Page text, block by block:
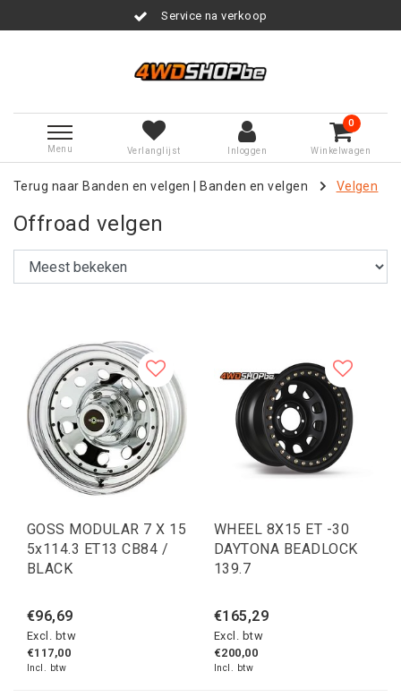
Service na verkoop
Menu Verlanglijst Inloggen
0
Winkelwagen
Terug naar Banden en velgen Banden en velgen Velgen
Offroad velgen
GOSS MODULAR 7 X 15
5x114.3 ET13 CB84 /
BLACK
€96,69
Excl. btw
€117,00
Incl. btw
WHEEL 8X15 ET -30
DAYTONA BEADLOCK
139.7
€165,29
Excl. btw
€200,00
Incl. btw